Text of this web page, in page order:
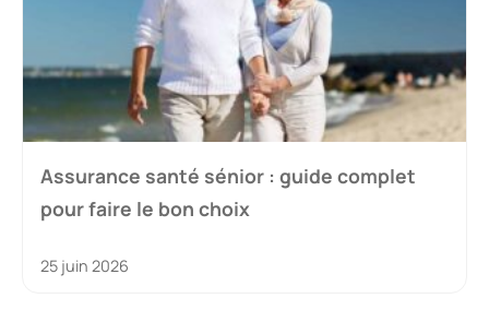
Assurance santé sénior : guide complet
pour faire le bon choix
25 juin 2026